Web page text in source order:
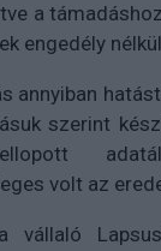
a
engedély
annyiban
szerint
volt az
vállaló